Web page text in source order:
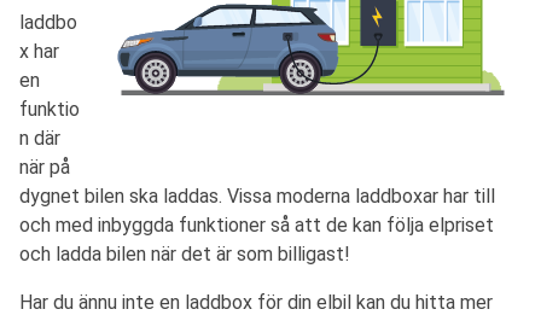
laddbo
x har
en
funktio
n där
när på
dygnet bilen ska laddas. Vissa moderna laddboxar har till
och med inbyggda funktioner så att de kan följa elpriset
och ladda bilen när det är som billigast!
Har du ännu inte en laddbox för din elbil kan du hitta mer